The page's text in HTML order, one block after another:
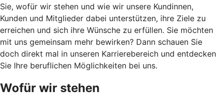
Sie, wofür wir stehen und wie wir unsere Kundinnen,
Kunden und Mitglieder dabei unterstützen, ihre Ziele zu
erreichen und sich ihre Wünsche zu erfüllen. Sie möchten
mit uns gemeinsam mehr bewirken? Dann schauen Sie
doch direkt mal in unseren Karrierebereich und entdecken
Sie Ihre beruflichen Möglichkeiten bei uns.
Wofür wir stehen